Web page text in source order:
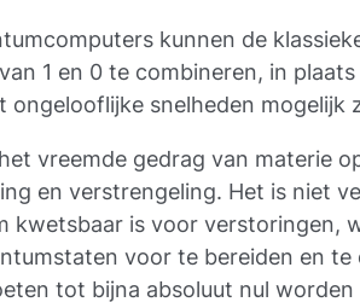
kunnen de
1 en 0 te combineren, in
ongelooflijke snelheden mogelijk
vreemde gedrag van materie
en verstrengeling. Het is niet
kwetsbaar is voor verstoringen,
voor te bereiden en
tot bijna absoluut nul